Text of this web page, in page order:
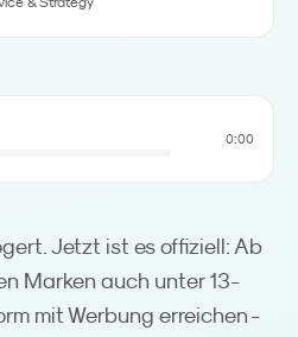
0:00
Jetzt ist es offiziell: Ab
Marken auch unter 13-
mit Werbung erreichen -